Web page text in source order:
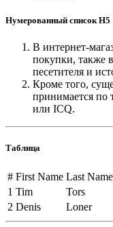
Нумерованный список H5
В интернет-
покупки, также
песетителя и
Кроме того,
принимается по
или ICQ.
Таблица
# First Name Last Name
1 Tim
Tors
2 Denis Loner